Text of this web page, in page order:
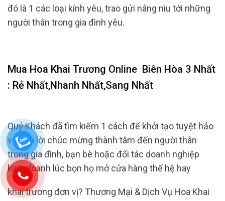
đó là 1 các loại kính yêu, trao gửi nâng niu tới những
người thân trong gia đình yêu.
Mua Hoa Khai Trương Online Biên Hòa 3 Nhất
: Rẻ Nhất,Nhanh Nhất,Sang Nhất
Quý Khách đã tìm kiếm 1 cách để khởi tạo tuyệt hảo
và đưa lời chúc mừng thành tâm đến người thân
trong gia đình, bạn bè hoặc đối tác doanh nghiệp
kinh doanh lúc bọn họ mở cửa hàng thế hệ hay
khai trương đơn vị? Thương Mại & Dịch Vụ Hoa Khai